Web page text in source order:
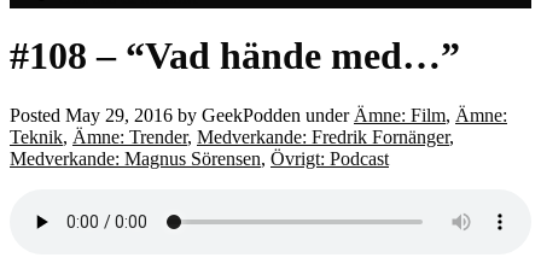
#108 – “Vad hände med…”
Posted May 29, 2016 by GeekPodden under Ämne: Film, Ämne:
Teknik, Ämne: Trender, Medverkande: Fredrik Fornänger,
Medverkande: Magnus Sörensen, Övrigt: Podcast